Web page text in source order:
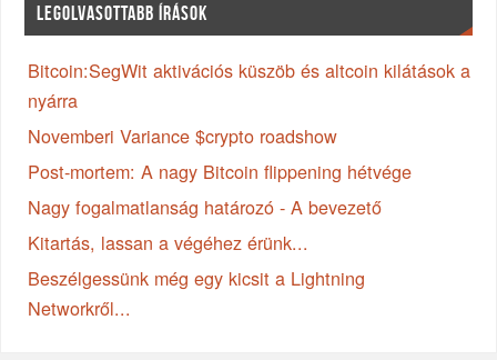
LEGOLVASOTTABB ÍRÁSOK
Bitcoin:SegWit aktivációs küszöb és altcoin kilátások a
nyárra
Novemberi Variance $crypto roadshow
Post-mortem: A nagy Bitcoin flippening hétvége
Nagy fogalmatlanság határozó - A bevezető
Kitartás, lassan a végéhez érünk...
Beszélgessünk még egy kicsit a Lightning
Networkről...